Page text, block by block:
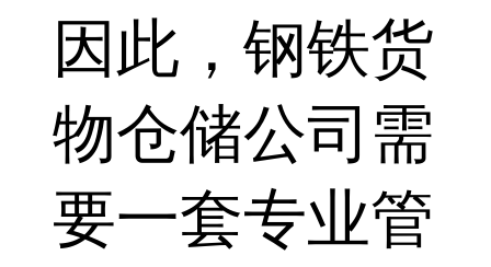
因此，钢铁货
物仓储公司需
要一套专业管